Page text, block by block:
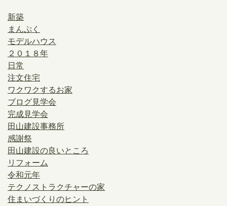
新築
まんぷく
モデルハウス
２０１８年
日常
注文住宅
ワクワクするお家
ブログ見学会
完成見学会
田山建設事務所
感謝祭
田山建設の良いところ
リフォーム
令和元年
テクノストラクチャーの家
住まいづくりのヒント